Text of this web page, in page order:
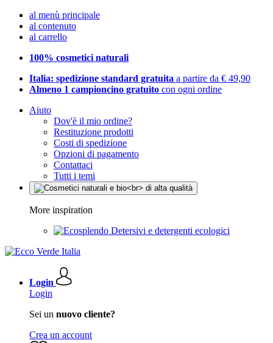
al menù principale
al contenuto
al carrello
100% cosmetici naturali
Italia: spedizione standard gratuita a partire da € 49,90
Almeno 1 campioncino gratuito con ogni ordine
Aiuto
Dov'è il mio ordine?
Restituzione prodotti
Costi di spedizione
Opzioni di pagamento
Contattaci
Tutti i temi
More inspiration
Detersivi e detergenti ecologici
Login
Login
Sei un nuovo cliente?
Crea un account